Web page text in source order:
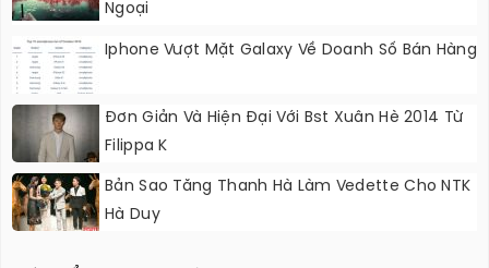
Ngoại
Iphone Vượt Mặt Galaxy Về Doanh Số Bán Hàng
Đơn Giản Và Hiện Đại Với Bst Xuân Hè 2014 Từ
Filippa K
Bản Sao Tăng Thanh Hà Làm Vedette Cho NTK
Hà Duy